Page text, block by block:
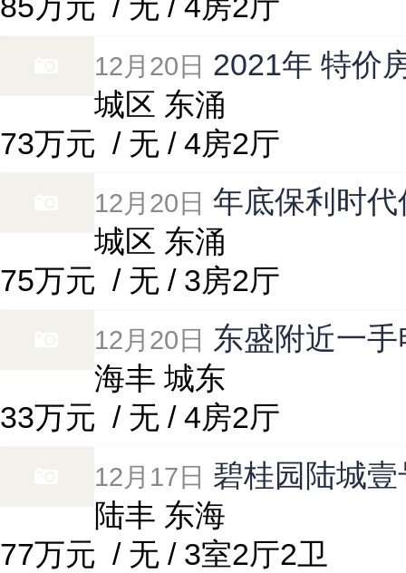
12月20日 2021年 特价
城区 东涌
73万元 / 无 / 4房2厅
12月20日 年底保利时
城区 东涌
75万元 / 无 / 3房2厅
12月20日 东盛附近一
海丰 城东
33万元 / 无 / 4房2厅
12月17日 碧桂园陆城
陆丰 东海
77万元 / 无 / 3室2厅2卫